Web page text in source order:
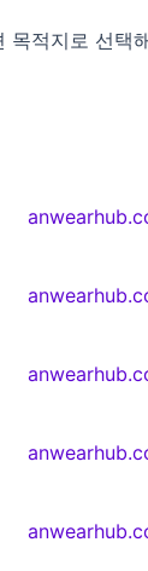
적지로 선택